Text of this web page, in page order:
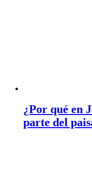
¿Por qué en
parte del